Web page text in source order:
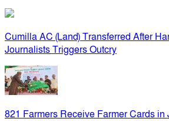
Cumilla AC (Land) Transferred After
Journalists Triggers Outcry
821 Farmers Receive Farmer Cards in